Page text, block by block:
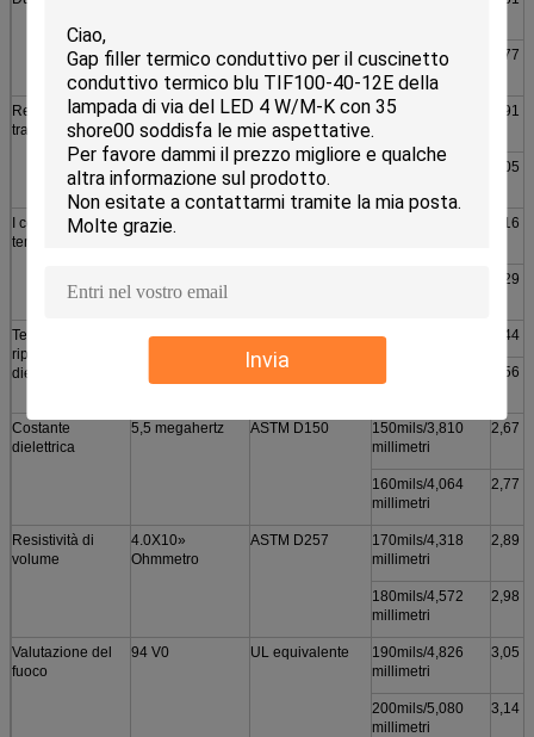
Invia
80mils/2,032
millimetri
1,77
Resistenza alla
trazione
40 PSI ASTM D412
90mils/2,286
1,91
100mils/2,540
2,05
I continui usano
temporaneo
-50 a 200℃ 2,16
2,29
Tensione di
ripartizione
dielettrica
>1500~>5500
ASTM D149 130mils/3.302mm 2,44
2,56
Costante
dielettrica
5,5 megahertz ASTM D150
150mils/3,810
millimetri
2,67
160mils/4,064
millimetri
2,77
Resistività di
volume
4.0X10»
Ohmmetro
ASTM D257
170mils/4,318
millimetri
2,89
180mils/4,572
millimetri
2,98
Valutazione del
fuoco
94 V0 UL equivalente
190mils/4,826
millimetri
3,05
200mils/5,080
millimetri
3,14